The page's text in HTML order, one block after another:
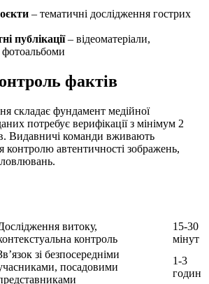
– тематичні дослідження гострих
публікації– відеоматеріали,
фотоальбоми
фактів
складає фундамент медійної
потребує верифікації з мінімум 2
Видавничі команди вживають
контролю автентичності зображень,
витоку,
контроль
15-30
мінут
зі безпосередніми
посадовими
1-3
годин